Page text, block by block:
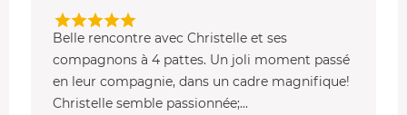
Belle rencontre avec Christelle et ses
compagnons à 4 pattes. Un joli moment passé
en leur compagnie, dans un cadre magnifique!
Christelle semble passionnée;...